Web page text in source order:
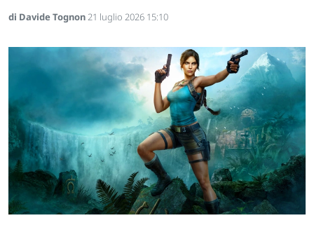
di Davide Tognon21 luglio 2026 15:10